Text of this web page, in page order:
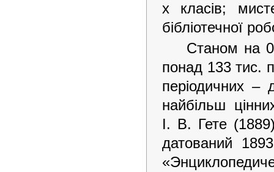
х класів;
бібліотечної
Станом на
понад 133 тис.
періодичних
найбільш
І. В. Гете
датований